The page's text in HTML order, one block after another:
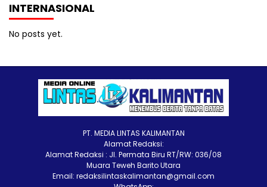
INTERNASIONAL
No posts yet.
PT. MEDIA LINTAS KALIMANTAN
Alamat Redaksi:
Alamat Redaksi : Jl. Permata Biru RT/RW: 036/08
Muara Teweh Barito Utara
Email: redaksilintaskalimantan@gmail.com